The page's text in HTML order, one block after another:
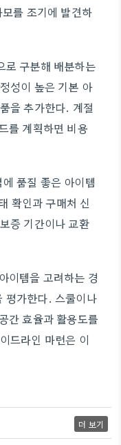
를 조기에 발견하
로 구분해 배분하는
성이 높은 기본 아
을 추가한다. 계절
를 계획하면 비용
품질 좋은 아이템
확인과 구매처 신
증 기간이나 교환
이템을 고려하는 경
평가한다. 스쿨이나
간 효율과 활용도를
드라인 마련은 이
더 보기